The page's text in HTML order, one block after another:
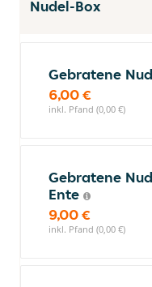
Nudel-Box
Gebratene
6,00 €
inkl. Pfand (0,00 €)
Gebratene
Ente
9,00 €
inkl. Pfand (0,00 €)